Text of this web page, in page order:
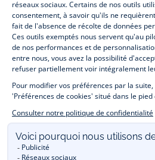
Découvrez nos collections mode et
Profitez aussi de nos collections spéciales
des idées cadeaux de Noël . Un
Retrouvez nos idées cadeaux de
notre collection Outlet toute
promotions Prix Doux , une opération
vêtements enfant à prix tout ronds.
Jacadi afin de profiter des ventes
marque. Pour passer l’automne et l’hiver
une collection de
manteaux bébé et enfant
Un mariage, un baptême, une
tenue de cérémonie